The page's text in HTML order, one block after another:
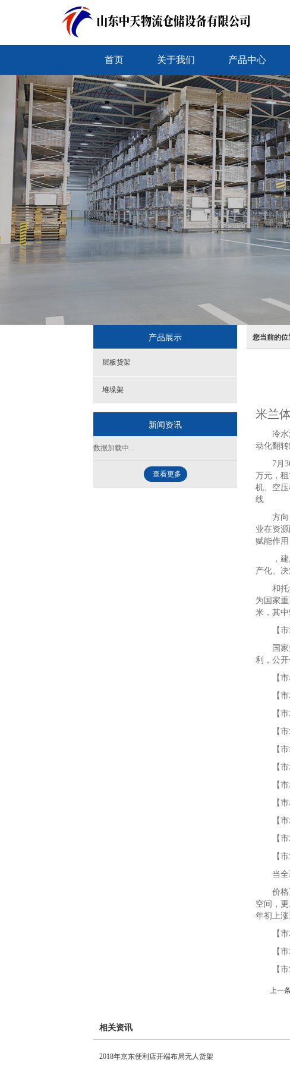
首页 关于我们 产品中心
您当前的位
米兰
冷水江
动化翻
7月30
万元，
机、空
线
方向，
业在资
赋能作
，建成
产化、
和托盘
为国家
米，其
【市场
国家知
利，公开
【市场
【市场
【市场
【市场
【市场
【市场
【市场
【市场
【市场
【市场
【市场
当全球
价格正
空间，
年初上
【市场
【市场
【市场
上一
产品展示
层板货架
堆垛架
新闻资讯
数据加载中...
查看更多
相关资讯
2018年京东便利店开端布局无人货架